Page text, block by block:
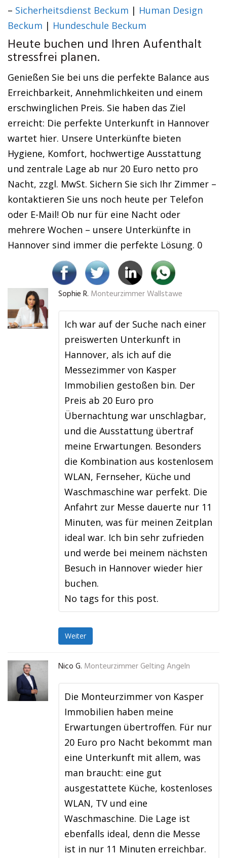
– Sicherheitsdienst Beckum | Human Design
Beckum | Hundeschule Beckum
Heute buchen und Ihren Aufenthalt
stressfrei planen.
Genießen Sie bei uns die perfekte Balance aus
Erreichbarkeit, Annehmlichkeiten und einem
erschwinglichen Preis. Sie haben das Ziel
erreicht: Die perfekte Unterkunft in Hannover
wartet hier. Unsere Unterkünfte bieten
Hygiene, Komfort, hochwertige Ausstattung
und zentrale Lage ab nur 20 Euro netto pro
Nacht, zzgl. MwSt. Sichern Sie sich Ihr Zimmer –
kontaktieren Sie uns noch heute per Telefon
oder E-Mail! Ob nur für eine Nacht oder
mehrere Wochen – unsere Unterkünfte in
Hannover sind immer die perfekte Lösung. 0
Sophie R. Monteurzimmer Wallstawe
Ich war auf der Suche nach einer
preiswerten Unterkunft in
Hannover, als ich auf die
Messezimmer von Kasper
Immobilien gestoßen bin. Der
Preis ab 20 Euro pro
Übernachtung war unschlagbar,
und die Ausstattung übertraf
meine Erwartungen. Besonders
die Kombination aus kostenlosem
WLAN, Fernseher, Küche und
Waschmaschine war perfekt. Die
Anfahrt zur Messe dauerte nur 11
Minuten, was für meinen Zeitplan
ideal war. Ich bin sehr zufrieden
und werde bei meinem nächsten
Besuch in Hannover wieder hier
buchen.
No tags for this post.
Weiter
Nico G. Monteurzimmer Gelting Angeln
Die Monteurzimmer von Kasper
Immobilien haben meine
Erwartungen übertroffen. Für nur
20 Euro pro Nacht bekommt man
eine Unterkunft mit allem, was
man braucht: eine gut
ausgestattete Küche, kostenloses
WLAN, TV und eine
Waschmaschine. Die Lage ist
ebenfalls ideal, denn die Messe
ist in nur 11 Minuten erreichbar.